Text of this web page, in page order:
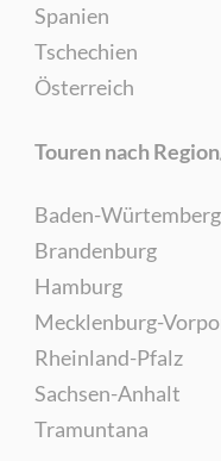
Spanien
Tschechien
Österreich
Touren nach
Baden-Würtemberg
Brandenburg
Hamburg
Mecklenburg-
Rheinland-Pfalz
Sachsen-Anhalt
Tramuntana